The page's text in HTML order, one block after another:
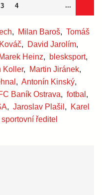
3 4 ...
, Milan Baroš, Tomáš
, David Jarolím,
Marek Heinz, blesksport,
Koller, Martin Jiránek,
, Antonín Kinský,
Baník Ostrava, fotbal ,
, Jaroslav Plašil ,
Karel
sportovní ředitel